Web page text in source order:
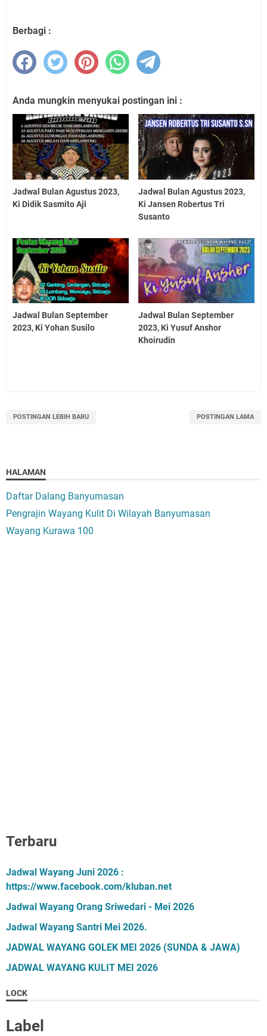
Berbagi :
Anda mungkin menyukai postingan ini :
Jadwal Bulan Agustus 2023,
Ki Didik Sasmito Aji
Jadwal Bulan Agustus 2023,
Ki Jansen Robertus Tri
Susanto
Jadwal Bulan September
2023, Ki Yohan Susilo
Jadwal Bulan September
2023, Ki Yusuf Anshor
Khoirudin
POSTINGAN LEBIH BARU POSTINGAN LAMA
HALAMAN
Daftar Dalang Banyumasan
Pengrajin Wayang Kulit Di Wilayah Banyumasan
Wayang Kurawa 100
Terbaru
Jadwal Wayang Juni 2026 :
https://www.facebook.com/kluban.net
Jadwal Wayang Orang Sriwedari - Mei 2026
Jadwal Wayang Santri Mei 2026.
JADWAL WAYANG GOLEK MEI 2026 (SUNDA & JAWA)
JADWAL WAYANG KULIT MEI 2026
LOCK
Label